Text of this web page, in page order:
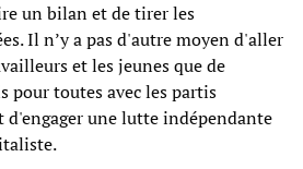
un bilan et de tirer les
Il n’y a pas d'autre moyen d'aller
et les jeunes que de
pour toutes avec les partis
une lutte indépendante